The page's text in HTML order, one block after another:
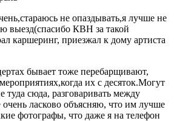
не опаздывать,я лучше не
выезд(спасибо КВН за такой
каршеринг, приезжал к дому артиста
бывает тоже перебарщивают,
их с десяток.Могут
туда сюда, разговаривать между
ласково объясняю, что им лучше
фотографы, что даже я на телефон